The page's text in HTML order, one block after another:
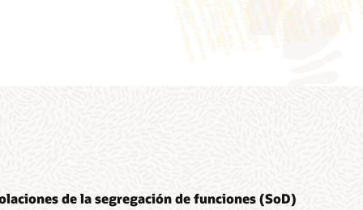
de la segregación de funciones (SoD)